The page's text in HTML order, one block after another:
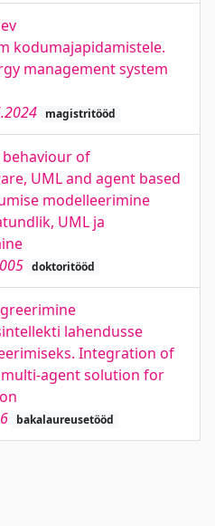
kodumajapidamistele.
management system
magistritööd
of
UML and agent based
modelleerimine
UML ja
doktoritööd
lahendusse
Integration of
agent solution for
bakalaureusetööd